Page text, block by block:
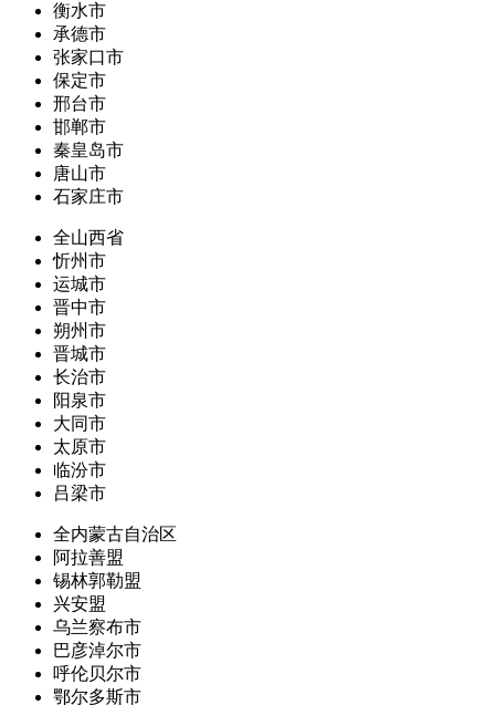
衡水市
承德市
张家口市
保定市
邢台市
邯郸市
秦皇岛市
唐山市
石家庄市
全山西省
忻州市
运城市
晋中市
朔州市
晋城市
长治市
阳泉市
大同市
太原市
临汾市
吕梁市
全内蒙古自治区
阿拉善盟
锡林郭勒盟
兴安盟
乌兰察布市
巴彦淖尔市
呼伦贝尔市
鄂尔多斯市